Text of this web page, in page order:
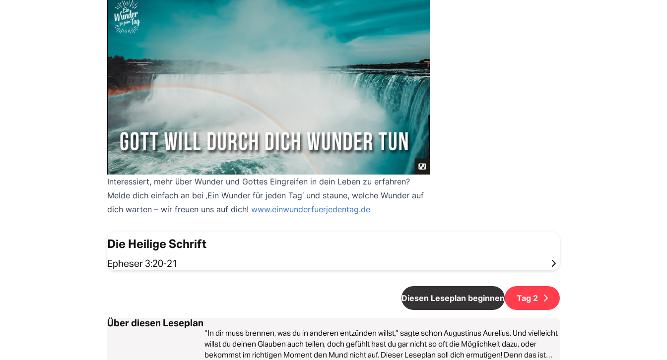
Interessiert, mehr über Wunder und Gottes Eingreifen in dein Leben zu erfahren?
Melde dich einfach an bei ‚Ein Wunder für jeden Tag‘ und staune, welche Wunder auf
dich warten – wir freuen uns auf dich! www.einwunderfuerjedentag.de
Die Heilige Schrift
Epheser 3:20-21
Diesen Leseplan beginnen Tag 2
Über diesen Leseplan
“In dir muss brennen, was du in anderen entzünden willst,” sagte schon Augustinus Aurelius. Und vielleicht
willst du deinen Glauben auch teilen, doch gefühlt hast du gar nicht so oft die Möglichkeit dazu, oder
bekommst im richtigen Moment den Mund nicht auf. Dieser Leseplan soll dich ermutigen! Denn das ist